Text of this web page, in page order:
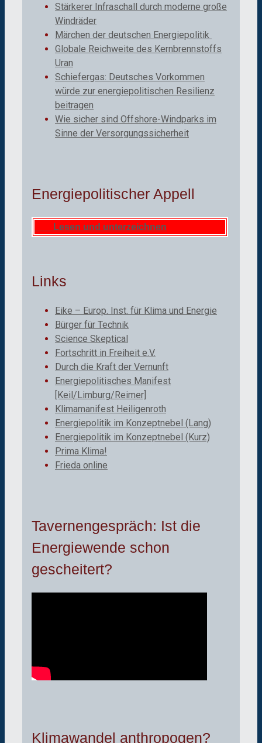
Stärkerer Infraschall durch moderne große
Windräder
Märchen der deutschen Energiepolitik
Globale Reichweite des Kernbrennstoffs
Uran
Schiefergas: Deutsches Vorkommen
würde zur energiepolitischen Resilienz
beitragen
Wie sicher sind Offshore-Windparks im
Sinne der Versorgungssicherheit
Energiepolitischer Appell
Lesen und unterzeichnen
Links
Eike – Europ. Inst. für Klima und Energie
Bürger für Technik
Science Skeptical
Fortschritt in Freiheit e.V.
Durch die Kraft der Vernunft
Energiepolitisches Manifest
[Keil/Limburg/Reimer]
Klimamanifest Heiligenroth
Energiepolitik im Konzeptnebel (Lang)
Energiepolitik im Konzeptnebel (Kurz)
Prima Klima!
Frieda online
Tavernengespräch: Ist die
Energiewende schon
gescheitert?
Klimawandel anthropogen?